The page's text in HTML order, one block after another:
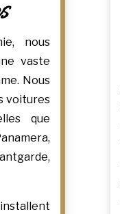
nous
vaste
Nous
voitures
que